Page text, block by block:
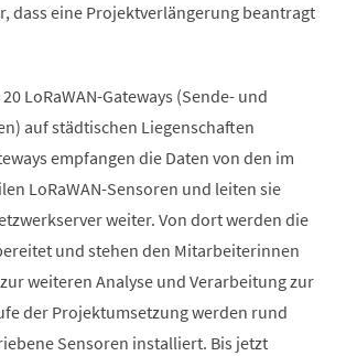
dass eine Projektverlängerung beantragt
LoRaWAN-Gateways (Sende- und
auf städtischen Liegenschaften
empfangen die Daten von den im
LoRaWAN-Sensoren und leiten sie
weiter. Von dort werden die
und stehen den Mitarbeiterinnen
weiteren Analyse und Verarbeitung zur
der Projektumsetzung werden rund
Sensoren installiert. Bis jetzt